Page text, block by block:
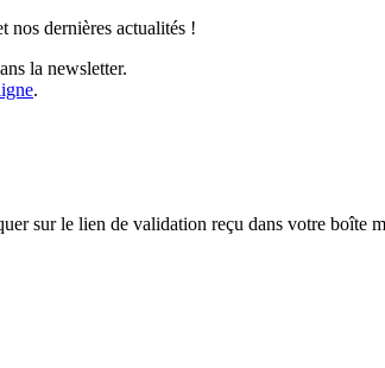
nos dernières actualités !
la newsletter.
.
sur le lien de validation reçu dans votre boîte